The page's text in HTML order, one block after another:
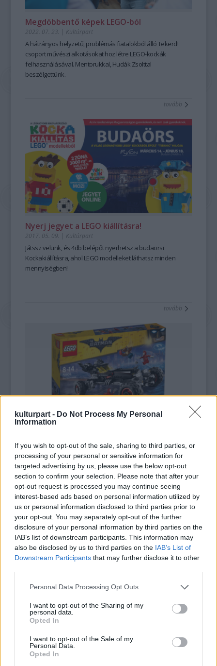
kulturpart - Do Not Process My Personal
Information
If you wish to opt-out of the sale, sharing to third parties, or
processing of your personal or sensitive information for
targeted advertising by us, please use the below opt-out
section to confirm your selection. Please note that after your
opt-out request is processed you may continue seeing
interest-based ads based on personal information utilized by
us or personal information disclosed to third parties prior to
your opt-out. You may separately opt-out of the further
disclosure of your personal information by third parties on the
IAB’s list of downstream participants. This information may
also be disclosed by us to third parties on the IAB’s List of
Downstream Participants that may further disclose it to other
Please note that this website/app uses one or more Google
not limited to your visit or usage behaviour. You may click to
grant or deny consent to Google and its third-party tags to
use your data for below specified purposes in below Google
consent section.
Personal Data Processing Opt Outs
I want to opt-out of the Sharing of my
personal data.
Opted In
I want to opt-out of the Sale of my
Personal Data.
Opted In
Megdöbbentő képek LEGO-ból
2022. 07. 23. | Kultúrpart
A hátrányos helyzetű, problémás fiatalokból álló Tekerd!
csoport művészi alkotásokat hoz létre LEGO-kockák
felhasználásával. Mentorukkal, Hudák Zsolttal
beszélgettünk.
tovább
Nyerj jegyet a LEGO kiállításra!
2017. 05. 09. | Kultúrpart
Játssz velünk, és 4db belépőt nyerhetsz a budaörsi
Kockakiállításra, ahol LEGO modelleket láthatsz minden
mennyiségben!
tovább
Február 9-én kerül a hazai mozikba aLEGO Batman: A film,
és
az ehhez kapcsolódó
izgalmas új készletek a játékboltok
polcain is megjelentek már. Ha most velünk játszol, ez a
készlet akár a tiéd is lehet:
tovább
Nem hagyták legózni, most neki gyűjt a
világ
2015. 11. 12.